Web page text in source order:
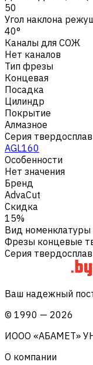
50
Угол наклона
40°
Каналы для СОЖ
Нет каналов
Тип фрезы
Концевая
Посадка
Цилиндр
Покрытие
Алмазное
Серия
AGL160
Особенности
Нет значения
Бренд
AdvaCut
Скидка
15%
Вид номенклатуры
Фрезы концевые
Серия
Ваш надежный
© 1990 — 2026
ИООО «АБАМЕТ»
О компании